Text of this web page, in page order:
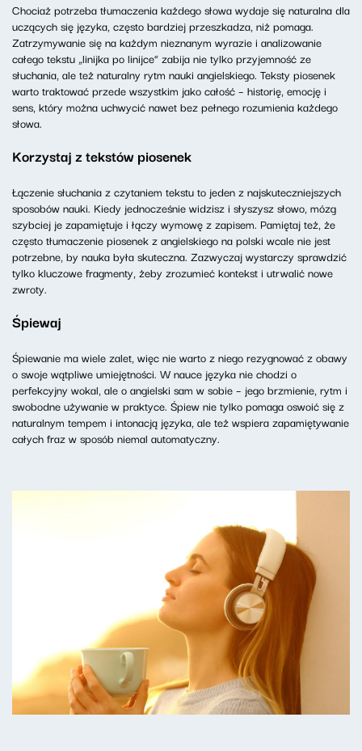
Chociaż potrzeba tłumaczenia każdego słowa wydaje się naturalna dla
uczących się języka, często bardziej przeszkadza, niż pomaga.
Zatrzymywanie się na każdym nieznanym wyrazie i analizowanie
całego tekstu „linijka po linijce” zabija nie tylko przyjemność ze
słuchania, ale też naturalny rytm nauki angielskiego. Teksty piosenek
warto traktować przede wszystkim jako całość – historię, emocję i
sens, który można uchwycić nawet bez pełnego rozumienia każdego
słowa.
Korzystaj z tekstów piosenek
Łączenie słuchania z czytaniem tekstu to jeden z najskuteczniejszych
sposobów nauki. Kiedy jednocześnie widzisz i słyszysz słowo, mózg
szybciej je zapamiętuje i łączy wymowę z zapisem. Pamiętaj też, że
często tłumaczenie piosenek z angielskiego na polski wcale nie jest
potrzebne, by nauka była skuteczna. Zazwyczaj wystarczy sprawdzić
tylko kluczowe fragmenty, żeby zrozumieć kontekst i utrwalić nowe
zwroty.
Śpiewaj
Śpiewanie ma wiele zalet, więc nie warto z niego rezygnować z obawy
o swoje wątpliwe umiejętności. W nauce języka nie chodzi o
perfekcyjny wokal, ale o angielski sam w sobie – jego brzmienie, rytm i
swobodne używanie w praktyce. Śpiew nie tylko pomaga oswoić się z
naturalnym tempem i intonacją języka, ale też wspiera zapamiętywanie
całych fraz w sposób niemal automatyczny.